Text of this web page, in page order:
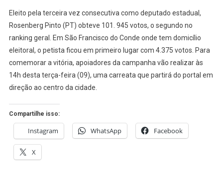
MARCARÁ
VITÓRIA
DE
ROSEMBERG
NESTA
TERÇA
Eleito pela terceira vez consecutiva como deputado estadual,
Rosenberg Pinto (PT) obteve 101. 945 votos, o segundo no
ranking geral. Em São Francisco do Conde onde tem domicílio
eleitoral, o petista ficou em primeiro lugar com 4.375 votos. Para
comemorar a vitória, apoiadores da campanha vão realizar às
14h desta terça-feira (09), uma carreata que partirá do portal em
direção ao centro da cidade.
Compartilhe isso:
Instagram WhatsApp Facebook
X